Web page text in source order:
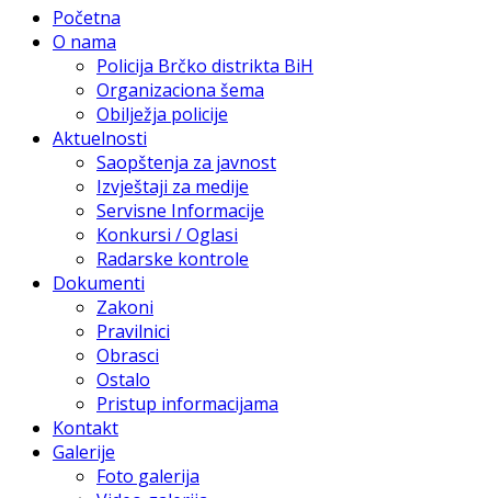
Početna
O nama
Policija Brčko distrikta BiH
Organizaciona šema
Obilježja policije
Aktuelnosti
Saopštenja za javnost
Izvještaji za medije
Servisne Informacije
Konkursi / Oglasi
Radarske kontrole
Dokumenti
Zakoni
Pravilnici
Obrasci
Ostalo
Pristup informacijama
Kontakt
Galerije
Foto galerija